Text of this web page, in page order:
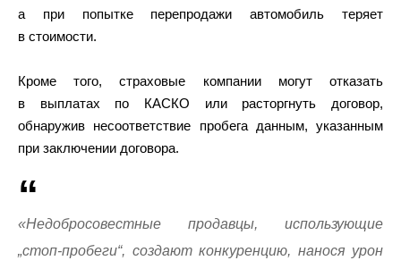
а при попытке перепродажи автомобиль теряет
в стоимости.
Кроме того, страховые компании могут отказать
в выплатах по КАСКО или расторгнуть договор,
обнаружив несоответствие пробега данным, указанным
при заключении договора.
«Недобросовестные продавцы, использующие
„стоп-пробеги“, создают конкуренцию, нанося урон